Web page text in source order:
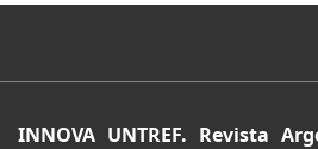
INNOVA UNTREF. Revista